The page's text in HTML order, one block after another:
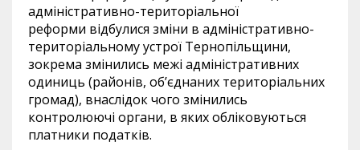
адміністративно-територіальної
реформи відбулися зміни в адміністративно-
територіальному устрої Тернопільщини,
зокрема змінились межі адміністративних
одиниць (районів, об’єднаних територіальних
громад), внаслідок чого змінились
контролюючі органи, в яких обліковуються
платники податків.